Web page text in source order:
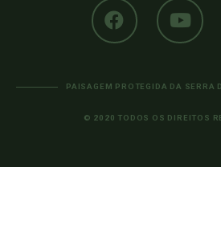
PAISAGEM PROTEGIDA DA SERRA
© 2020 TODOS OS DIREITOS